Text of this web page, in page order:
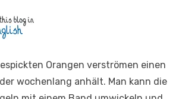
Orangen verströmen einen
wochenlang anhält. Man kann die